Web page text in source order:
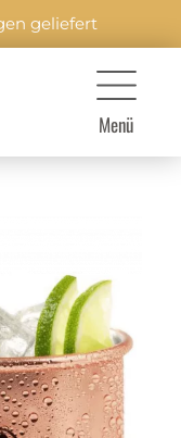
geliefert
Menü